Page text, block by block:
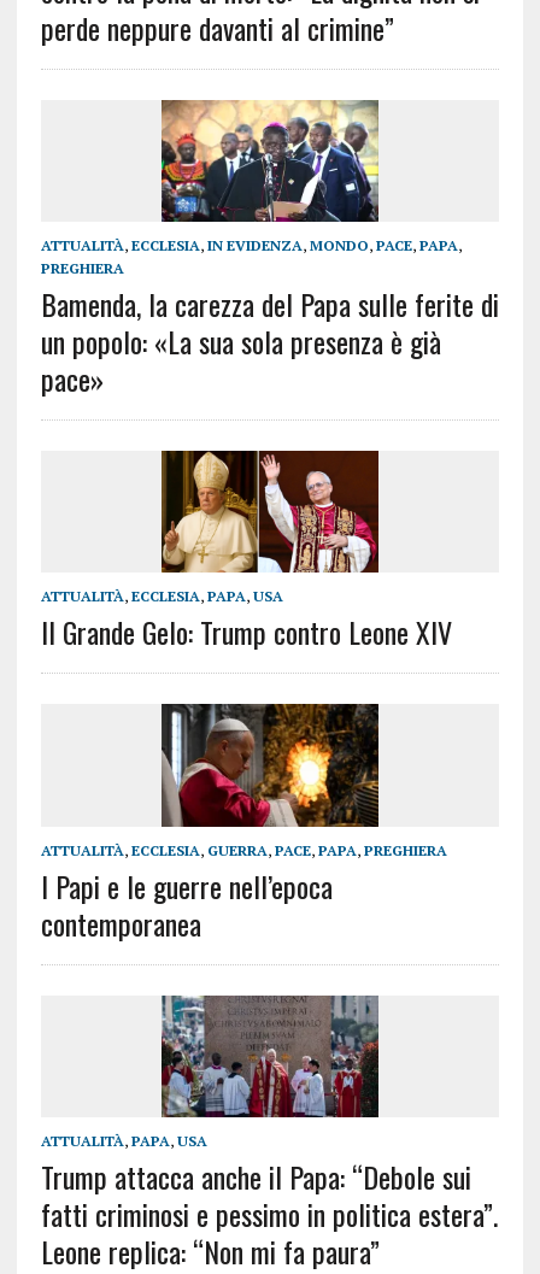
perde neppure davanti al crimine”
ATTUALITÀ, ECCLESIA, IN EVIDENZA, MONDO, PACE, PAPA,
PREGHIERA
Bamenda, la carezza del Papa sulle ferite di
un popolo: «La sua sola presenza è già
pace»
ATTUALITÀ, ECCLESIA, PAPA, USA
Il Grande Gelo: Trump contro Leone XIV
ATTUALITÀ, ECCLESIA, GUERRA, PACE, PAPA, PREGHIERA
I Papi e le guerre nell’epoca
contemporanea
ATTUALITÀ, PAPA, USA
Trump attacca anche il Papa: “Debole sui
fatti criminosi e pessimo in politica estera”.
Leone replica: “Non mi fa paura”